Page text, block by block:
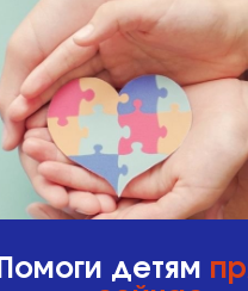
Помоги детям